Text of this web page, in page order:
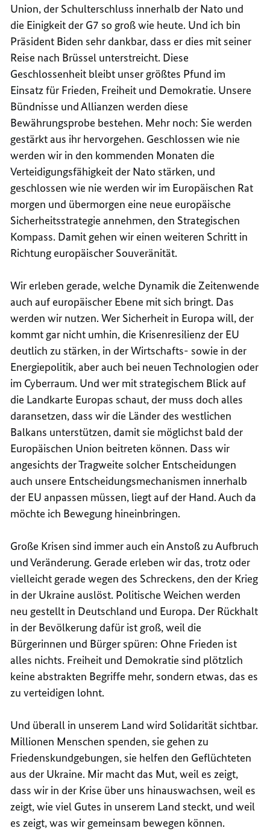
Union, der Schulterschluss innerhalb der Nato und
die Einigkeit der G7 so groß wie heute. Und ich bin
Präsident Biden sehr dankbar, dass er dies mit seiner
Reise nach Brüssel unterstreicht. Diese
Geschlossenheit bleibt unser größtes Pfund im
Einsatz für Frieden, Freiheit und Demokratie. Unsere
Bündnisse und Allianzen werden diese
Bewährungsprobe bestehen. Mehr noch: Sie werden
gestärkt aus ihr hervorgehen. Geschlossen wie nie
werden wir in den kommenden Monaten die
Verteidigungsfähigkeit der Nato stärken, und
geschlossen wie nie werden wir im Europäischen Rat
morgen und übermorgen eine neue europäische
Sicherheitsstrategie annehmen, den Strategischen
Kompass. Damit gehen wir einen weiteren Schritt in
Richtung europäischer Souveränität.
Wir erleben gerade, welche Dynamik die Zeitenwende
auch auf europäischer Ebene mit sich bringt. Das
werden wir nutzen. Wer Sicherheit in Europa will, der
kommt gar nicht umhin, die Krisenresilienz der EU
deutlich zu stärken, in der Wirtschafts- sowie in der
Energiepolitik, aber auch bei neuen Technologien oder
im Cyberraum. Und wer mit strategischem Blick auf
die Landkarte Europas schaut, der muss doch alles
daransetzen, dass wir die Länder des westlichen
Balkans unterstützen, damit sie möglichst bald der
Europäischen Union beitreten können. Dass wir
angesichts der Tragweite solcher Entscheidungen
auch unsere Entscheidungsmechanismen innerhalb
der EU anpassen müssen, liegt auf der Hand. Auch da
möchte ich Bewegung hineinbringen.
Große Krisen sind immer auch ein Anstoß zu Aufbruch
und Veränderung. Gerade erleben wir das, trotz oder
vielleicht gerade wegen des Schreckens, den der Krieg
in der Ukraine auslöst. Politische Weichen werden
neu gestellt in Deutschland und Europa. Der Rückhalt
in der Bevölkerung dafür ist groß, weil die
Bürgerinnen und Bürger spüren: Ohne Frieden ist
alles nichts. Freiheit und Demokratie sind plötzlich
keine abstrakten Begriffe mehr, sondern etwas, das es
zu verteidigen lohnt.
Und überall in unserem Land wird Solidarität sichtbar.
Millionen Menschen spenden, sie gehen zu
Friedenskundgebungen, sie helfen den Geflüchteten
aus der Ukraine. Mir macht das Mut, weil es zeigt,
dass wir in der Krise über uns hinauswachsen, weil es
zeigt, wie viel Gutes in unserem Land steckt, und weil
es zeigt, was wir gemeinsam bewegen können.